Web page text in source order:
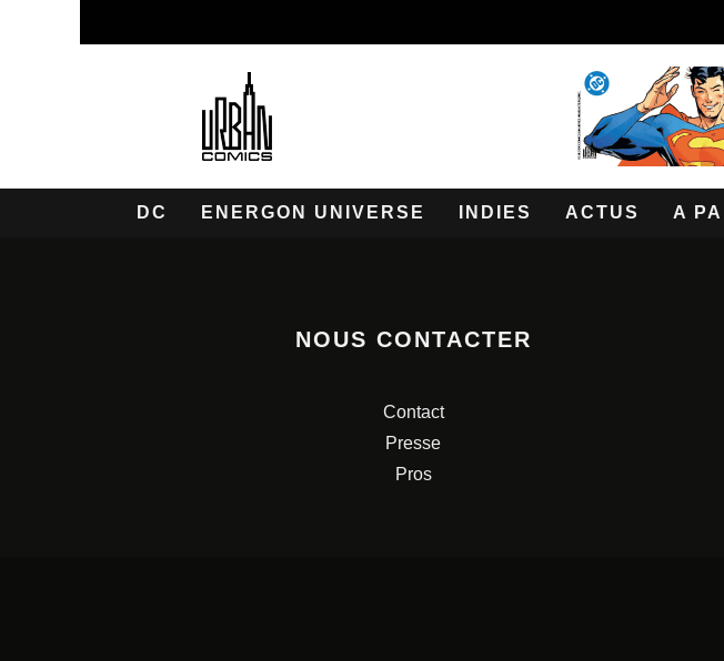
DC ENERGON UNIVERSE INDIES ACTUS A
NOUS CONTACTER
Contact
Presse
Pros